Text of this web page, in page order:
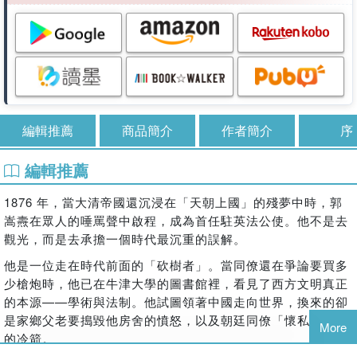
編輯推薦 商品簡介 作者簡介 序
編輯推薦
1876 年，當大清帝國還沉浸在「天朝上國」的殘夢中時，郭
嵩燾在眾人的唾罵聲中啟程，成為首任駐英法公使。他不是去
觀光，而是去承擔一個時代最沉重的誤解。
他是一位走在時代前面的「砍樹者」。當同僚還在爭論要買多
少槍炮時，他已在牛津大學的圖書館裡，看見了西方文明真正
的本源——學術與法制。他試圖領著中國走向世界，換來的卻
是家鄉父老要搗毀他房舍的憤怒，以及朝廷同僚「懷私互訐」
的冷箭。
More